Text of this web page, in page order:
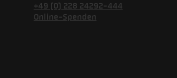
+49 (0) 228 24292-444
Online-Spenden